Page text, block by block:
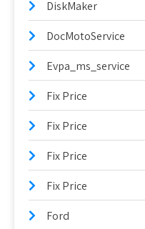
DiskMaker
DocMotoService
Evpa_ms_service
Fix Price
Fix Price
Fix Price
Fix Price
Ford